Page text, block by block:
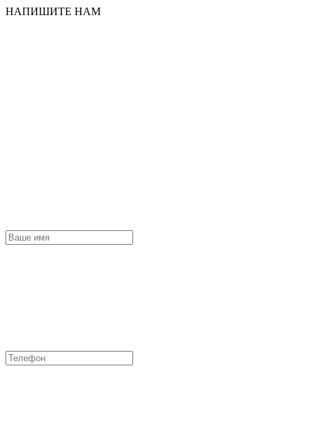
НАПИШИТЕ НАМ